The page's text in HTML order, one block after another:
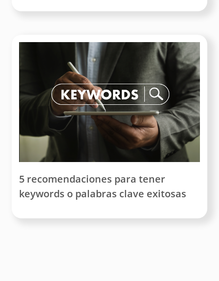
5 recomendaciones para tener
keywords o palabras clave exitosas